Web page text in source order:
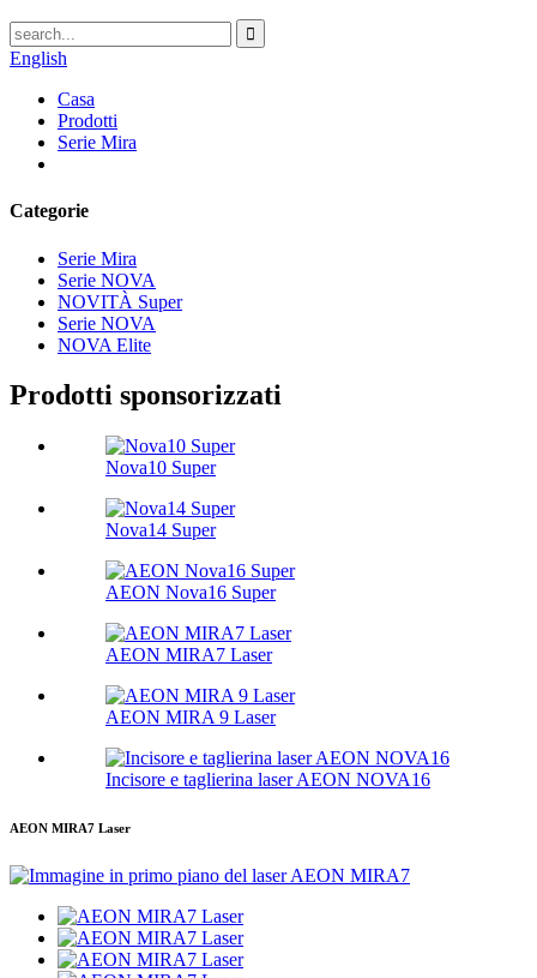
English
Casa
Prodotti
Serie Mira
Categorie
Serie Mira
Serie NOVA
NOVITÀ Super
Serie NOVA
NOVA Elite
Prodotti sponsorizzati
Nova10 Super
Nova14 Super
AEON Nova16 Super
AEON MIRA7 Laser
AEON MIRA 9 Laser
Incisore e taglierina laser AEON NOVA16
AEON MIRA7 Laser